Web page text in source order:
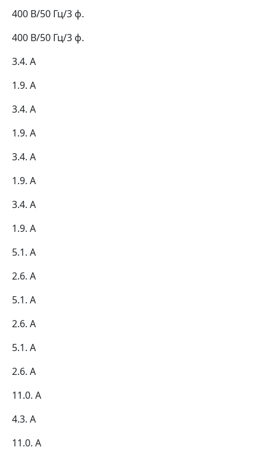
400 В/50 Гц/3 ф.
400 В/50 Гц/3 ф.
3.4. А
1.9. А
3.4. А
1.9. А
3.4. А
1.9. А
3.4. А
1.9. А
5.1. А
2.6. А
5.1. А
2.6. А
5.1. А
2.6. А
11.0. А
4.3. А
11.0. А